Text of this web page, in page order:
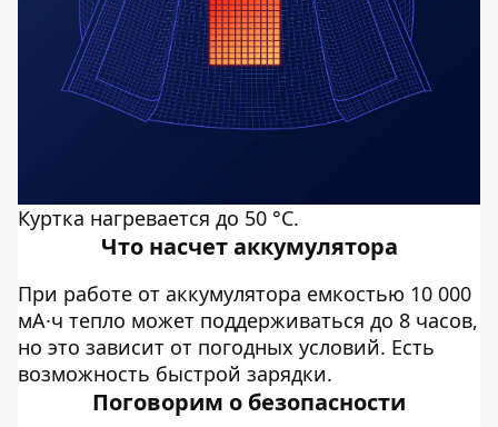
Куртка нагревается до 50 °C.
Что насчет аккумулятора
При работе от аккумулятора емкостью 10 000
мА·ч тепло может поддерживаться до 8 часов,
но это зависит от погодных условий. Есть
возможность быстрой зарядки.
Поговорим о безопасности